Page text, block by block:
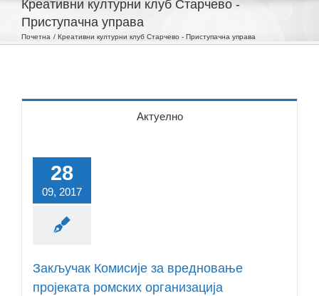
Креативни културни клуб Старчево -
Приступачна управа
Почетна Креативни културни клуб Старчево - Приступачна управа
Актуелно
28
09, 2017
Закључак Комисије за вредновање
пројеката ромских организација